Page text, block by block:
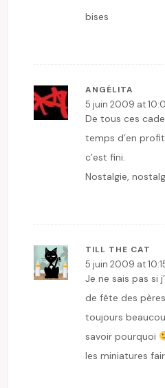
bises
ANGÉLITA
5 juin 2009 at
De tous ces
temps d’en
c’est fini.
Nostalgie,
TILL THE CAT
5 juin 2009 at
Je ne sais pas si
de fête des
toujours
savoir pourquoi
les miniatures